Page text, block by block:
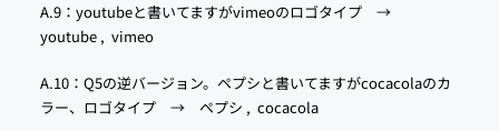
A.9：youtubeと書いてますがvimeoのロゴタイプ →
youtube, vimeo
A.10：Q5の逆バージョン。ペプシと書いてますがcocacolaのカ
ラー、ロゴタイプ → ペプシ , cocacola